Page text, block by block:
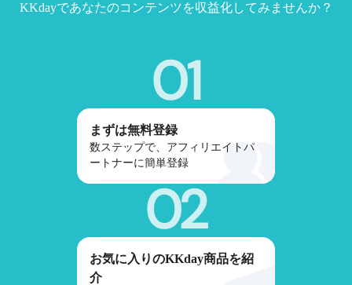
KKdayであなたのコンテンツを収益化してみませんか？
01
まずは無料登録
数ステップで、アフィリエイトパ
ートナーに簡単登録
02
お気に入りのKKday商品を紹
介